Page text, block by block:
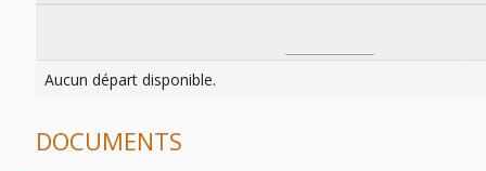
Aucun départ disponible.
DOCUMENTS